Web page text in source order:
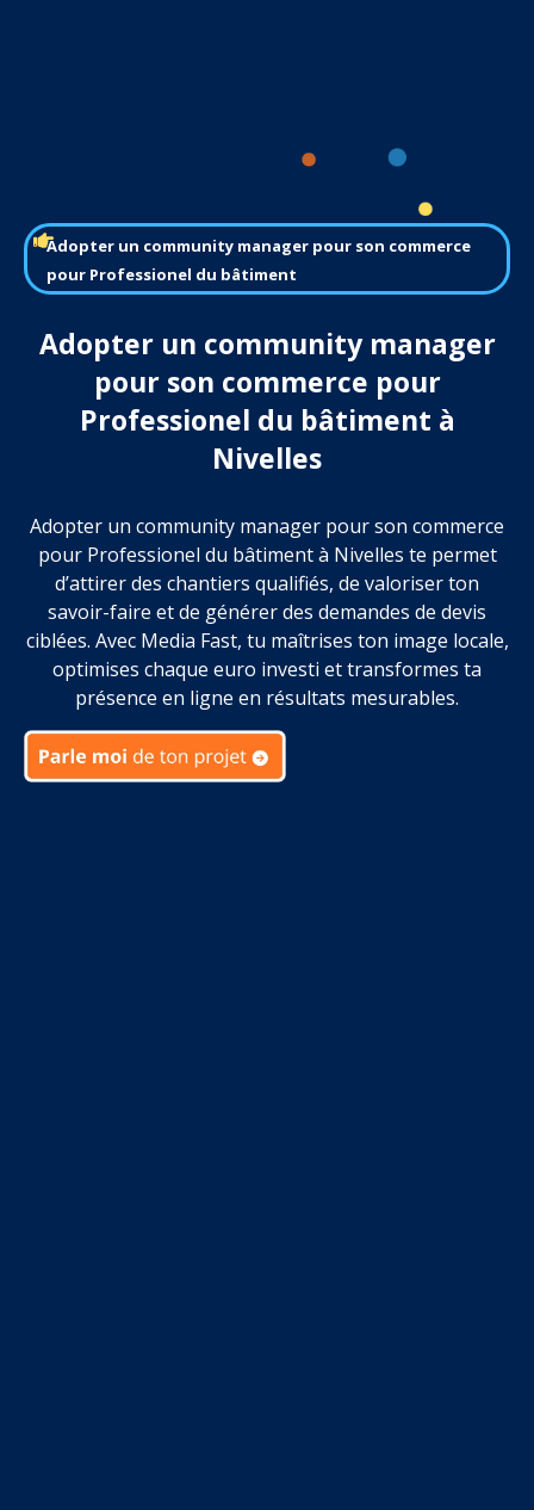
Adopter un community manager pour son commerce
pour Professionel du bâtiment
Adopter un community manager
pour son commerce pour
Professionel du bâtiment à
Nivelles
Adopter un community manager pour son commerce
pour Professionel du bâtiment à Nivelles te permet
d’attirer des chantiers qualifiés, de valoriser ton
savoir-faire et de générer des demandes de devis
ciblées. Avec Media Fast, tu maîtrises ton image locale,
optimises chaque euro investi et transformes ta
présence en ligne en résultats mesurables.